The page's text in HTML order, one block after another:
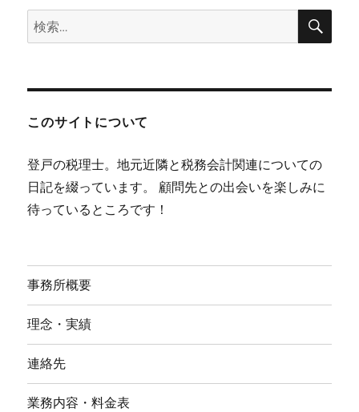
検
索:
検
このサイトについて
登戸の税理士。地元近隣と税務会計関連についての
日記を綴っています。 顧問先との出会いを楽しみに
待っているところです！
事務所概要
理念・実績
連絡先
業務内容・料金表